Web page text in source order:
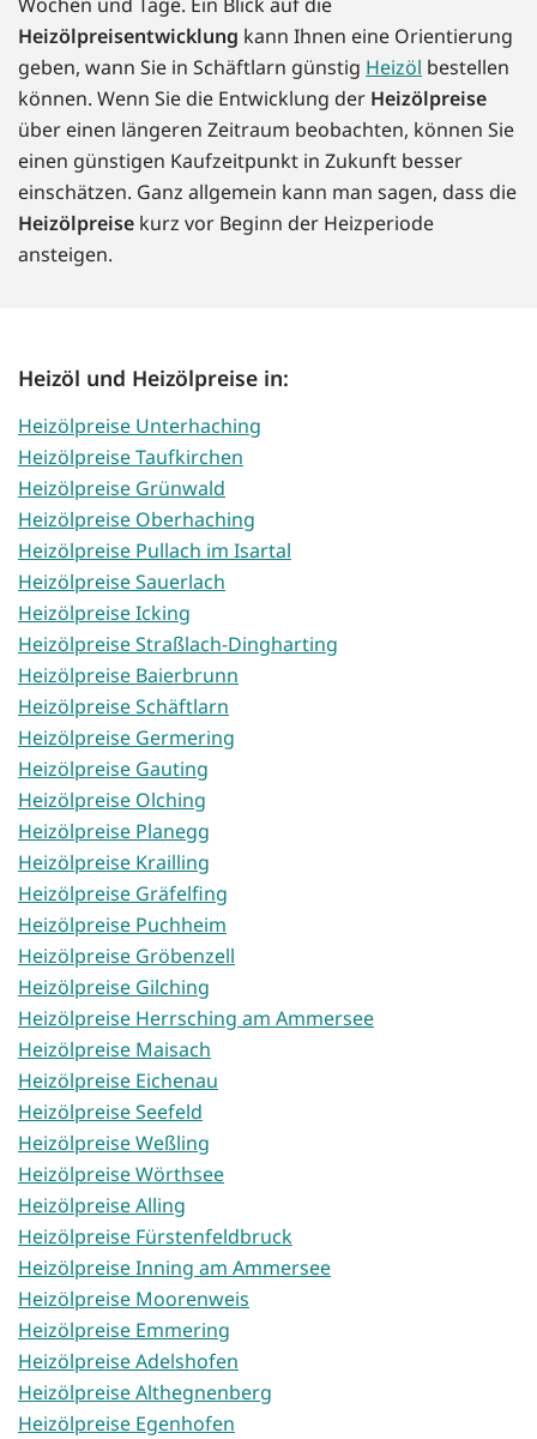
Heizölpreisentwicklung kann Ihnen eine Orientierung
geben, wann Sie in Schäftlarn günstig Heizöl bestellen
können. Wenn Sie die Entwicklung der Heizölpreise
über einen längeren Zeitraum beobachten, können Sie
einen günstigen Kaufzeitpunkt in Zukunft besser
einschätzen. Ganz allgemein kann man sagen, dass die
Heizölpreise kurz vor Beginn der Heizperiode
ansteigen.
Heizöl und Heizölpreise in:
Heizölpreise Unterhaching
Heizölpreise Taufkirchen
Heizölpreise Grünwald
Heizölpreise Oberhaching
Heizölpreise Pullach im Isartal
Heizölpreise Sauerlach
Heizölpreise Icking
Heizölpreise Straßlach-Dingharting
Heizölpreise Baierbrunn
Heizölpreise Schäftlarn
Heizölpreise Germering
Heizölpreise Gauting
Heizölpreise Olching
Heizölpreise Planegg
Heizölpreise Krailling
Heizölpreise Gräfelfing
Heizölpreise Puchheim
Heizölpreise Gröbenzell
Heizölpreise Gilching
Heizölpreise Herrsching am Ammersee
Heizölpreise Maisach
Heizölpreise Eichenau
Heizölpreise Seefeld
Heizölpreise Weßling
Heizölpreise Wörthsee
Heizölpreise Alling
Heizölpreise Fürstenfeldbruck
Heizölpreise Inning am Ammersee
Heizölpreise Moorenweis
Heizölpreise Emmering
Heizölpreise Adelshofen
Heizölpreise Althegnenberg
Heizölpreise Egenhofen